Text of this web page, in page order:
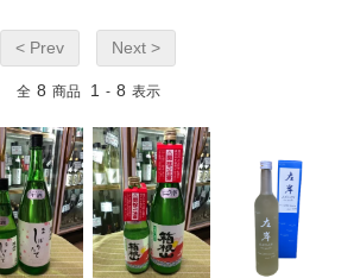
< Prev Next >
全 8 商品 1 - 8 表示